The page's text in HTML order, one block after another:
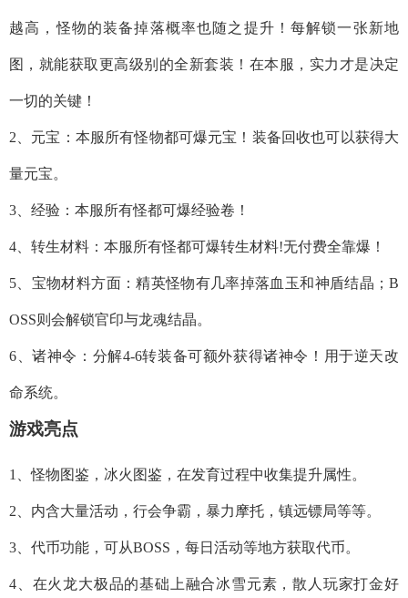
越高，怪物的装备掉落概率也随之提升！每解锁一张新地
图，就能获取更高级别的全新套装！在本服，实力才是决定
一切的关键！
2、元宝：本服所有怪物都可爆元宝！装备回收也可以获得大
量元宝。
3、经验：本服所有怪都可爆经验卷！
4、转生材料：本服所有怪都可爆转生材料!无付费全靠爆！
5、宝物材料方面：精英怪物有几率掉落血玉和神盾结晶；B
OSS则会解锁官印与龙魂结晶。
6、诸神令：分解4-6转装备可额外获得诸神令！用于逆天改
命系统。
游戏亮点
1、怪物图鉴，冰火图鉴，在发育过程中收集提升属性。
2、内含大量活动，行会争霸，暴力摩托，镇远镖局等等。
3、代币功能，可从BOSS，每日活动等地方获取代币。
4、在火龙大极品的基础上融合冰雪元素，散人玩家打金好